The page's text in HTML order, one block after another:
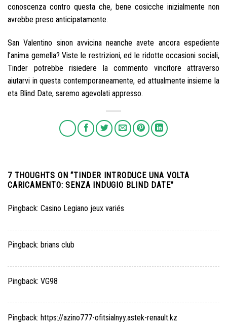
conoscenza contro questa che, bene cosicche inizialmente non
avrebbe preso anticipatamente.
San Valentino sinon avvicina neanche avete ancora espediente
l’anima gemella? Viste le restrizioni, ed le ridotte occasioni sociali,
Tinder potrebbe risiedere la commento vincitore attraverso
aiutarvi in questa contemporaneamente, ed attualmente insieme la
eta Blind Date, saremo agevolati appresso.
7 THOUGHTS ON “TINDER INTRODUCE UNA VOLTA
CARICAMENTO: SENZA INDUGIO BLIND DATE”
Pingback: Casino Legiano jeux variés
Pingback: brians club
Pingback: VG98
Pingback: https://azino777-ofitsialnyy.astek-renault.kz